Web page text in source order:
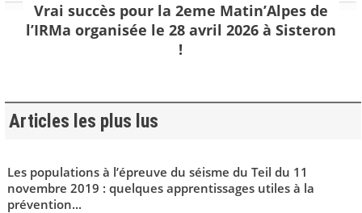
Vrai succès pour la 2eme Matin’Alpes de
l’IRMa organisée le 28 avril 2026 à Sisteron
!
Articles les plus lus
Les populations à l’épreuve du séisme du Teil du 11
novembre 2019 : quelques apprentissages utiles à la
prévention...